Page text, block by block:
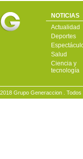
NOTICIAS
Actualidad
Deportes
Salud
Ciencia y
tecnología
2018 Grupo Generaccion .